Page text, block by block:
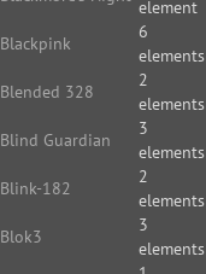
element
Blackpink
6
elements
Blended 328
2
elements
Blind Guardian
3
elements
Blink-182
2
elements
Blok3
3
elements